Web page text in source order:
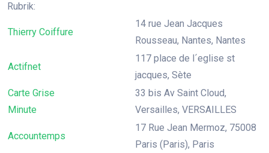
Rubrik:
Thierry Coiffure
14 rue Jean Jacques
Rousseau, Nantes, Nantes
Actifnet
117 place de l´eglise st
jacques, Sète
Carte Grise
Minute
33 bis Av Saint Cloud,
Versailles, VERSAILLES
Accountemps
17 Rue Jean Mermoz, 75008
Paris (Paris), Paris